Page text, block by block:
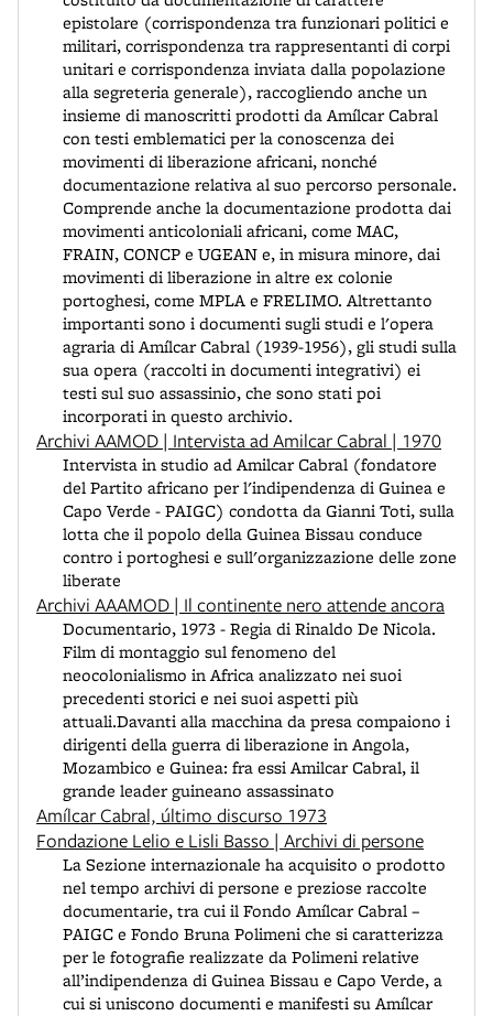
epistolare (corrispondenza tra funzionari politici e
militari, corrispondenza tra rappresentanti di corpi
unitari e corrispondenza inviata dalla popolazione
alla segreteria generale), raccogliendo anche un
insieme di manoscritti prodotti da Amílcar Cabral
con testi emblematici per la conoscenza dei
movimenti di liberazione africani, nonché
documentazione relativa al suo percorso personale.
Comprende anche la documentazione prodotta dai
movimenti anticoloniali africani, come MAC,
FRAIN, CONCP e UGEAN e, in misura minore, dai
movimenti di liberazione in altre ex colonie
portoghesi, come MPLA e FRELIMO. Altrettanto
importanti sono i documenti sugli studi e l'opera
agraria di Amílcar Cabral (1939-1956), gli studi sulla
sua opera (raccolti in documenti integrativi) ei
testi sul suo assassinio, che sono stati poi
incorporati in questo archivio.
Archivi AAMOD | Intervista ad Amilcar Cabral | 1970
Intervista in studio ad Amilcar Cabral (fondatore
del Partito africano per l'indipendenza di Guinea e
Capo Verde - PAIGC) condotta da Gianni Toti, sulla
lotta che il popolo della Guinea Bissau conduce
contro i portoghesi e sull'organizzazione delle zone
liberate
Archivi AAAMOD | Il continente nero attende ancora
Documentario, 1973 - Regia di Rinaldo De Nicola.
Film di montaggio sul fenomeno del
neocolonialismo in Africa analizzato nei suoi
precedenti storici e nei suoi aspetti più
attuali.Davanti alla macchina da presa compaiono i
dirigenti della guerra di liberazione in Angola,
Mozambico e Guinea: fra essi Amilcar Cabral, il
grande leader guineano assassinato
Amílcar Cabral, último discurso 1973
Fondazione Lelio e Lisli Basso | Archivi di persone
La Sezione internazionale ha acquisito o prodotto
nel tempo archivi di persone e preziose raccolte
documentarie, tra cui il Fondo Amílcar Cabral –
PAIGC e Fondo Bruna Polimeni che si caratterizza
per le fotografie realizzate da Polimeni relative
all’indipendenza di Guinea Bissau e Capo Verde, a
cui si uniscono documenti e manifesti su Amílcar